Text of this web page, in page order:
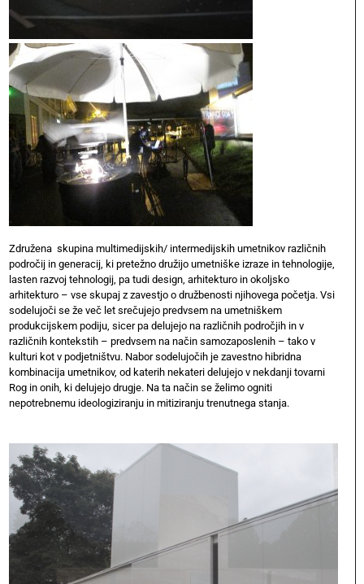
Združena skupina multimedijskih/ intermedijskih umetnikov različnih
področij in generacij, ki pretežno družijo umetniške izraze in tehnologije,
lasten razvoj tehnologij, pa tudi design, arhitekturo in okoljsko
arhitekturo – vse skupaj z zavestjo o družbenosti njihovega početja. Vsi
sodelujoči se že več let srečujejo predvsem na umetniškem
produkcijskem podiju, sicer pa delujejo na različnih področjih in v
različnih kontekstih – predvsem na način samozaposlenih – tako v
kulturi kot v podjetništvu. Nabor sodelujočih je zavestno hibridna
kombinacija umetnikov, od katerih nekateri delujejo v nekdanji tovarni
Rog in onih, ki delujejo drugje. Na ta način se želimo ogniti
nepotrebnemu ideologiziranju in mitiziranju trenutnega stanja.